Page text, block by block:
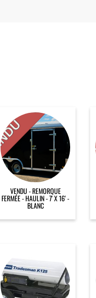
VENDU - REMORQUE
FERMÉE - HAULIN - 7' X 16' -
BLANC